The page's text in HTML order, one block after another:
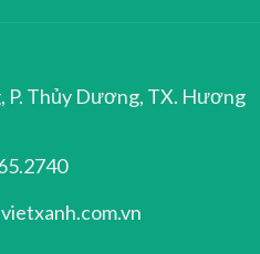
Thủy Dương, TX. Hương